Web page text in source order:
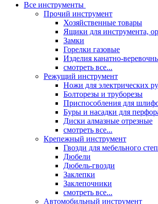
Все инструменты
Прочий инструмент
Хозяйственные товары
Ящики для инструмента,
Замки
Горелки газовые
Изделия канатно-
смотреть все...
Режущий инструмент
Ножи для электрических
Болторезы и труборезы
Приспособления для
Буры и насадки для
Диски алмазные отрезные
смотреть все...
Крепежный инструмент
Гвозди для мебельного
Дюбели
Дюбель-гвозди
Заклепки
Заклепочники
смотреть все...
Автомобильный инструмент